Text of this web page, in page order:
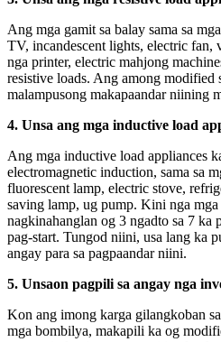
Ang mga gamit sa balay sama sa
TV, incandescent lights, electric fan,
nga printer, electric mahjong
resistive loads. Ang among modified
malampusong makapaandar niining
4. Unsa ang mga inductive load
Ang mga inductive load appliances
electromagnetic induction, sama sa
fluorescent lamp, electric stove,
saving lamp, ug pump. Kini nga mga
nagkinahanglan og 3 ngadto sa 7 ka
pag-start. Tungod niini, usa lang ka
angay para sa pagpaandar niini.
5. Unsaon pagpili sa angay nga
Kon ang imong karga gilangkoban
mga bombilya, makapili ka og